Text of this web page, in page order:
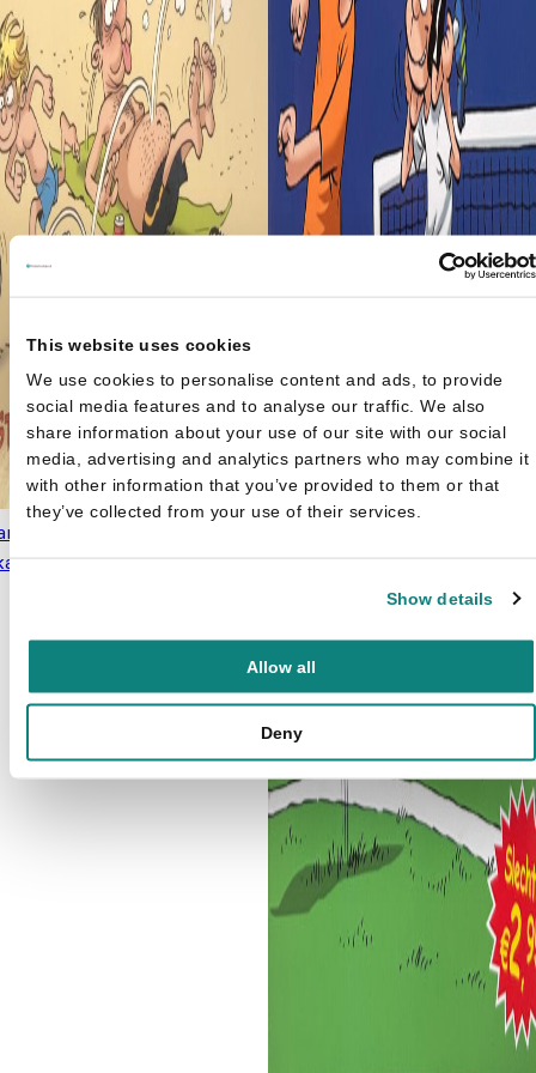
This website uses cookies
We use cookies to personalise content and ads, to provide
social media features and to analyse our traffic. We also
share information about your use of our site with our social
media, advertising and analytics partners who may combine it
with other information that you’ve provided to them or that
they’ve collected from your use of their services.
Show details
Allow all
Deny
vakantieboek 2019.
€3,99